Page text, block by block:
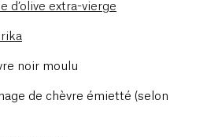
d’olive extra-vierge
noir moulu
de chèvre émietté (selon